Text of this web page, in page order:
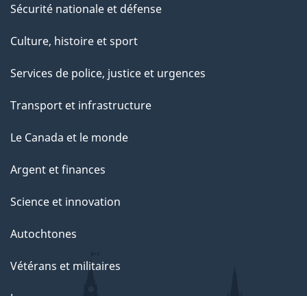
Sécurité nationale et défense
Culture, histoire et sport
Services de police, justice et urgences
Transport et infrastructure
Le Canada et le monde
Argent et finances
Science et innovation
Autochtones
Vétérans et militaires